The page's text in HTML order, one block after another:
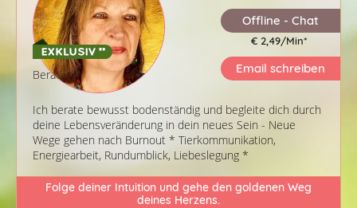
Berater-ID: 170
Ich berate bewusst bodenständig und begleite dich durch
deine Lebensveränderung in dein neues Sein - Neue
Wege gehen nach Burnout * Tierkommunikation,
Energiearbeit, Rundumblick, Liebeslegung *
Offline - Chat
€ 2,49/Min*
Email schreiben
Folge deiner Intuition und gehe den goldenen Weg
deines Herzens.